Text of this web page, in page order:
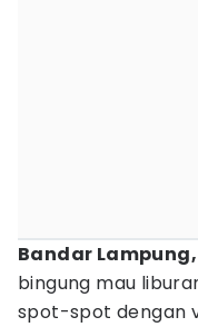
Bandar Lampung,
bingung mau
spot-spot dengan